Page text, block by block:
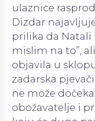
ulaznice
Dizdar
prilika da Natali
mislim na to”,
objavila u
zadarska
ne može
obožavatelje i